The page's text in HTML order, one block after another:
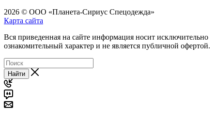
2026 © ООО «Планета-Сириус Спецодежда»
Карта сайта
Вся приведенная на сайте информация носит исключительно
ознакомительный характер и не является публичной офертой.
Найти